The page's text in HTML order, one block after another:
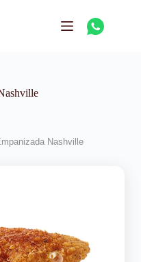
Nashville